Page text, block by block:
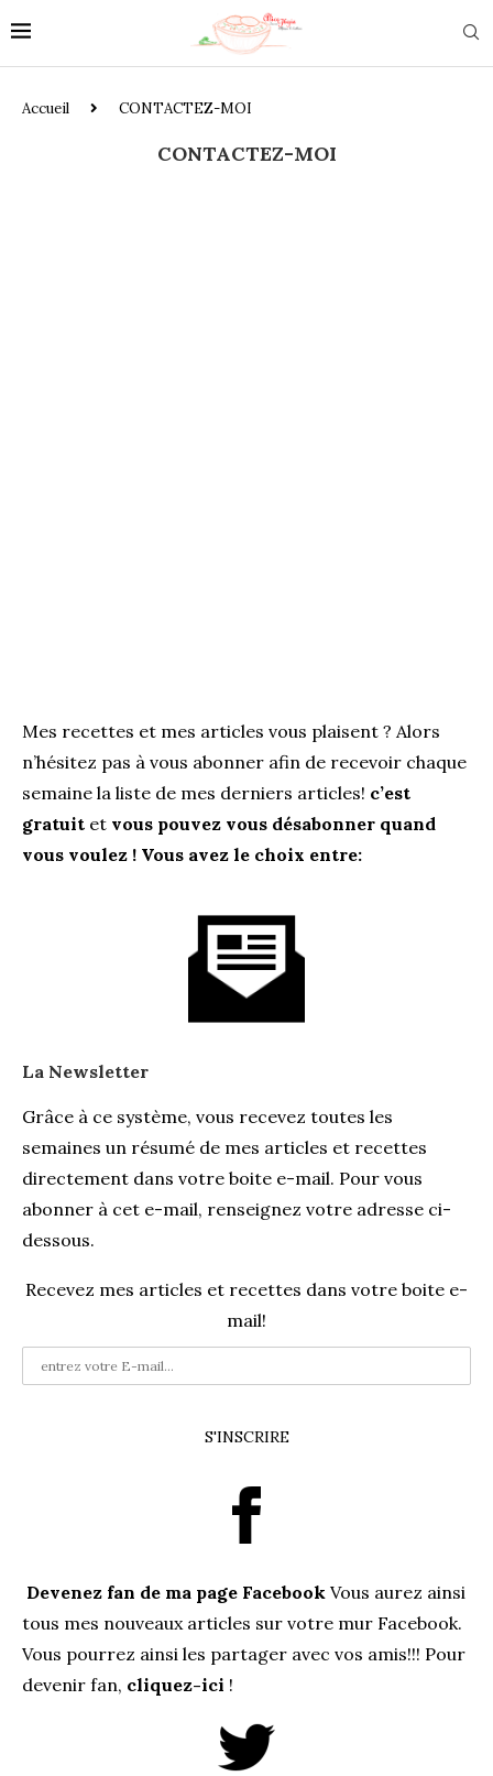
Accueil CONTACTEZ-MOI
CONTACTEZ-MOI
Mes recettes et mes articles vous plaisent ? Alors
n’hésitez pas à vous abonner afin de recevoir chaque
semaine la liste de mes derniers articles! c’est
gratuit et vous pouvez vous désabonner quand
vous voulez ! Vous avez le choix entre:
La Newsletter
Grâce à ce système, vous recevez toutes les
semaines un résumé de mes articles et recettes
directement dans votre boite e-mail. Pour vous
abonner à cet e-mail, renseignez votre adresse ci-
dessous.
Recevez mes articles et recettes dans votre boite e-
mail!
Devenez fan de ma page Facebook Vous aurez ainsi
tous mes nouveaux articles sur votre mur Facebook.
Vous pourrez ainsi les partager avec vos amis!!! Pour
devenir fan, cliquez-ici !